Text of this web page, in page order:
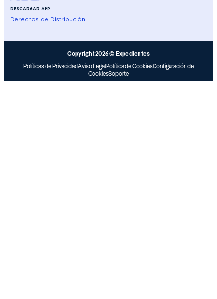
DESCARGAR APP
Derechos de Distribución
Copyright 2026 © Expedientes
Políticas de PrivacidadAviso LegalPolítica de CookiesConfiguración de
CookiesSoporte